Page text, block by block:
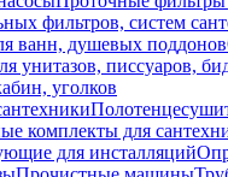
фильтров, систем
ванн, душевых поддонов
унитазов, писсуаров,
уголков
комплекты для
для инсталляций